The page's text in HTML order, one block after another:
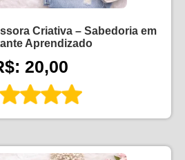
Criativa – Sabedoria em
Aprendizado
20,00